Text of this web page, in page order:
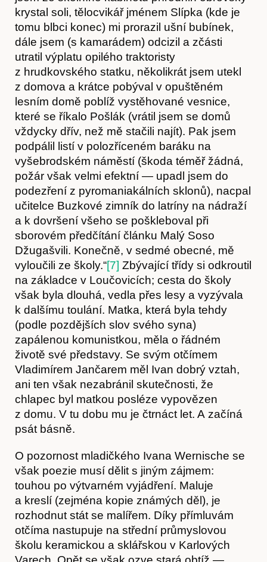
Kontakt
krystal soli, tělocvikář jménem Slípka (kde je
tomu blbci konec) mi prorazil ušní bubínek,
dále jsem (s kamarádem) odcizil a zčásti
utratil výplatu opilého traktoristy
z hrudkovského statku, několikrát jsem utekl
z domova a krátce pobýval v opuštěném
lesním domě poblíž vystěhované vesnice,
které se říkalo Pošlák (vrátil jsem se domů
vždycky dřív, než mě stačili najít). Pak jsem
podpálil listí v polozříceném baráku na
vyšebrodském náměstí (škoda téměř žádná,
požár však velmi efektní — upadl jsem do
podezření z pyromaniakálních sklonů), nacpal
učitelce Buzkové zimník do latríny na nádraží
a k dovršení všeho se poškleboval při
sborovém předčítání článku Malý Soso
Džugašvili. Konečně, v sedmé obecné, mě
vyloučili ze školy.“[7] Zbývající třídy si odkroutil
na základce v Loučovicích; cesta do školy
však byla dlouhá, vedla přes lesy a vyzývala
k dalšímu toulání. Matka, která byla tehdy
(podle pozdějších slov svého syna)
zapálenou komunist­kou, měla o řádném
životě své představy. Se svým otčímem
Vladimírem Jančarem měl Ivan dobrý vztah,
ani ten však nezabránil skutečnosti, že
chlapec byl matkou posléze vypovězen
z domu. V tu dobu mu je čtrnáct let. A začíná
psát básně.
O pozornost mladičkého Ivana Wernische se
však poezie musí dělit s jiným zájmem:
touhou po výtvarném vyjádření. Maluje
a kreslí (zejména kopie známých děl), je
rozhodnut stát se malířem. Díky přímluvám
otčíma nastupuje na střední průmyslovou
školu keramickou a sklářskou v Karlových